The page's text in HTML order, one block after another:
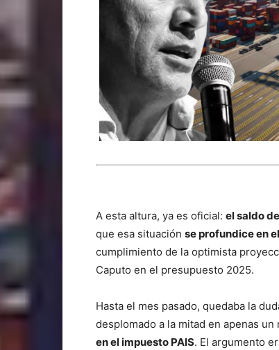
A esta altura, ya es oficial: el saldo
que esa situación se profundice en
cumplimiento de la optimista
Caputo en el presupuesto 2025.
Hasta el mes pasado, quedaba la
desplomado a la mitad en apenas
en el impuesto PAIS. El argumento